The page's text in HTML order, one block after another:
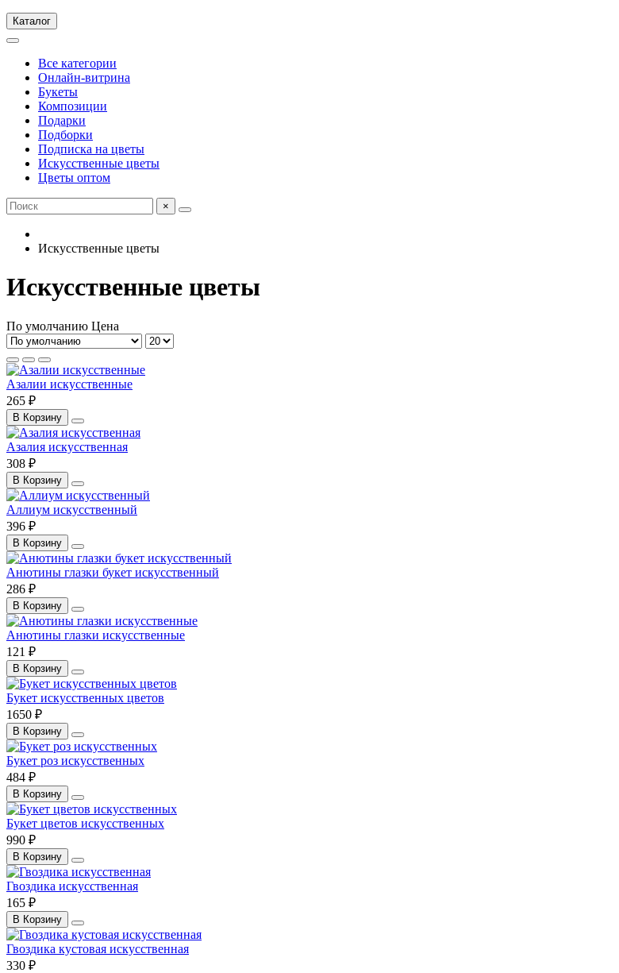
Каталог
Все категории
Онлайн-витрина
Букеты
Композиции
Подарки
Подборки
Подписка на цветы
Искусственные цветы
Цветы оптом
×
Искусственные цветы
Искусственные цветы
По умолчанию Цена
Азалии искусственные
265 ₽
В Корзину
Азалия искусственная
308 ₽
В Корзину
Аллиум искусственный
396 ₽
В Корзину
Анютины глазки букет искусственный
286 ₽
В Корзину
Анютины глазки искусственные
121 ₽
В Корзину
Букет искусственных цветов
1650 ₽
В Корзину
Букет роз искусственных
484 ₽
В Корзину
Букет цветов искусственных
990 ₽
В Корзину
Гвоздика искусственная
165 ₽
В Корзину
Гвоздика кустовая искусственная
330 ₽